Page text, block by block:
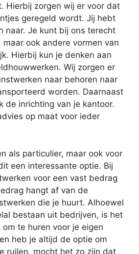
Hierbij zorgen wij er voor dat
geregeld wordt. Jij hebt
naar. Je kunt bij ons terecht
ook andere vormen van
Hierbij kun je denken aan
Wij zorgen er
naar behoren naar
worden. Daarnaast
de inrichting van je kantoor.
op maat voor ieder
als particulier, maar ook voor
een interessante optie. Bij
voor een vast bedrag
hangt af van de
die je huurt. Alhoewel
bestaan uit bedrijven, is het
te huren voor je eigen
heb je altijd de optie om
ruilen, mocht het zo zijn dat